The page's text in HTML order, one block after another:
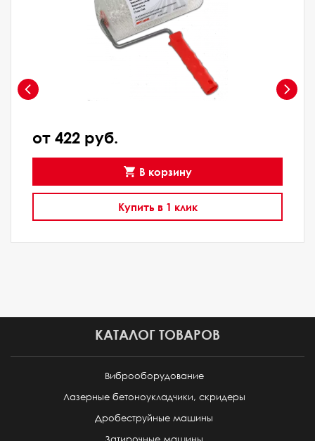
от 422 руб.
В корзину
Купить в 1 клик
КАТАЛОГ ТОВАРОВ
Виброоборудование
Лазерные бетоноукладчики, скридеры
Дробеструйные машины